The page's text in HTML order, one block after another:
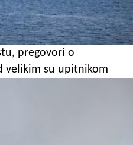
pregovori o
velikim su upitnikom